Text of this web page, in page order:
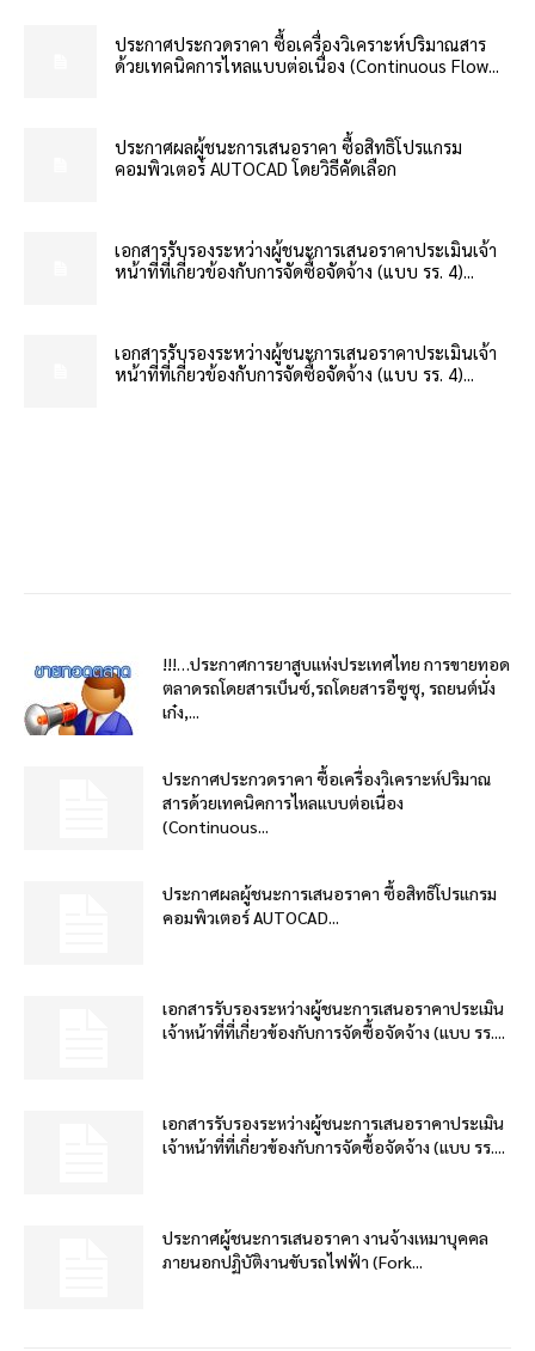
ประกาศประกวดราคา ซื้อเครื่องวิเคราะห์ปริมาณสาร
ด้วยเทคนิคการไหลแบบต่อเนื่อง (Continuous Flow...
ประกาศผลผู้ชนะการเสนอราคา ซื้อสิทธิโปรแกรม
คอมพิวเตอร์ AUTOCAD โดยวิธีคัดเลือก
เอกสารรับรองระหว่างผู้ชนะการเสนอราคาประเมินเจ้า
หน้าที่ที่เกี่ยวข้องกับการจัดซื้อจัดจ้าง (แบบ รร. 4)...
เอกสารรับรองระหว่างผู้ชนะการเสนอราคาประเมินเจ้า
หน้าที่ที่เกี่ยวข้องกับการจัดซื้อจัดจ้าง (แบบ รร. 4)...
!!!…ประกาศการยาสูบแห่งประเทศไทย การขายทอด
ตลาดรถโดยสารเบ็นซ์,รถโดยสารอีซูซุ, รถยนต์นั่ง
เก๋ง,...
ประกาศประกวดราคา ซื้อเครื่องวิเคราะห์ปริมาณ
สารด้วยเทคนิคการไหลแบบต่อเนื่อง
(Continuous...
ประกาศผลผู้ชนะการเสนอราคา ซื้อสิทธิโปรแกรม
คอมพิวเตอร์ AUTOCAD...
เอกสารรับรองระหว่างผู้ชนะการเสนอราคาประเมิน
เจ้าหน้าที่ที่เกี่ยวข้องกับการจัดซื้อจัดจ้าง (แบบ รร....
เอกสารรับรองระหว่างผู้ชนะการเสนอราคาประเมิน
เจ้าหน้าที่ที่เกี่ยวข้องกับการจัดซื้อจัดจ้าง (แบบ รร....
ประกาศผู้ชนะการเสนอราคา งานจ้างเหมาบุคคล
ภายนอกปฏิบัติงานขับรถไฟฟ้า (Fork...